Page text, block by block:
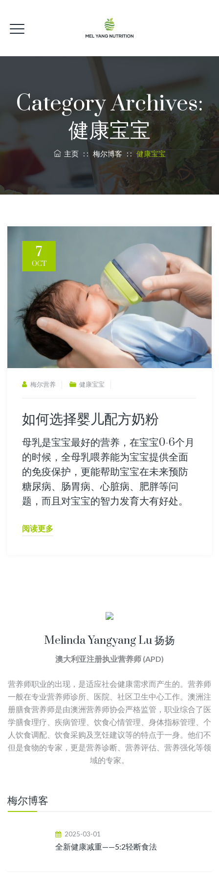
Category Archives:
健康宝宝
主页: : 梅尔博客 : : 健康宝宝
7
OCT
梅尔营养 健康宝宝
如何选择婴儿配方奶粉
母乳是宝宝最好的营养，在宝宝0-6个月
的时候，全母乳喂养能为宝宝提供全面
的免疫保护，更能帮助宝宝在未来预防
糖尿病、肠胃病、心脏病、肥胖等问
题，而且对宝宝的智力发育大有好处。
阅读更多
Melinda Yangyang Lu 扬扬
澳大利亚注册执业营养师 (APD)
营养师职业的出现，是适应社会健康需求而产生的。营养师
一般在专业营养师诊所、医院、社区卫生中心工作。澳洲注
册膳食营养师是由澳洲营养师协会严格监管，职业综合了医
学膳食理疗、疾病管理、饮食心情管理、身体指标管理、个
人饮食调配、饮食采购及烹饪建议等的特点于一身。他们不
但是食物的专家，更是营养诊断、营养评估、营养强化等领
域的专家。
梅尔博客
2025-03-01
全新健康减重——5:2轻断食法